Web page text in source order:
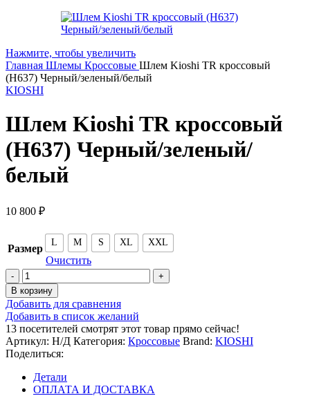
Нажмите, чтобы увеличить
Главная Шлемы Кроссовые Шлем Kioshi TR кроссовый
(H637) Черный/зеленый/белый
KIOSHI
Шлем Kioshi TR кроссовый
(H637) Черный/зеленый/
белый
10 800 ₽
Размер L M S XL XXL
Очистить
Количество
товара
Шлем
Kioshi
TR
кроссовый
(H637)
Черный/
зеленый/
белый
В корзину
Добавить для сравнения
Добавить в список желаний
13 посетителей смотрят этот товар прямо сейчас!
Артикул: Н/Д Категория: Кроссовые Brand: KIOSHI
Поделиться:
Детали
ОПЛАТА И ДОСТАВКА